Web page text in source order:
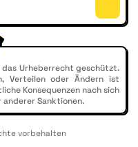
Urheberrecht geschützt.
Verteilen oder Ändern ist
Konsequenzen nach sich
anderer Sanktionen.
vorbehalten